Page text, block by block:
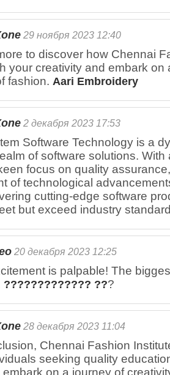
29 ноября 2023 12:40
to discover how Chennai
your creativity and embark on
fashion. Aari Embroidery
2 декабря 2023 17:53
Software Technology is a
of software solutions.
focus on quality
of technological
cutting-edge software
but exceed industry
20 декабря 2023 12:25
is palpable! The
????????????? ???
28 декабря 2023 11:04
Chennai Fashion
seeking quality
embark on a journey of